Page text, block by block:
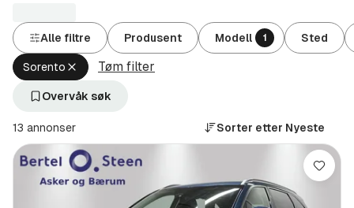
Alle filtre Produsent Modell 1 Sted
Sorento Fjern
aktivt
filter
(Modell)
Tøm filter
Overvåk søk
13 annonser Sorter etter Nyeste
Lagre